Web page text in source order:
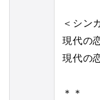
＜シン
現代の
現代の
＊＊